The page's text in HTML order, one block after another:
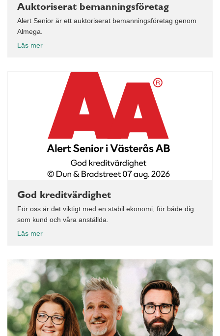
Auktoriserat bemanningsföretag
Alert Senior är ett auktoriserat bemanningsföretag genom
Almega.
Läs mer
God kreditvärdighet
För oss är det viktigt med en stabil ekonomi, för både dig
som kund och våra anställda.
Läs mer